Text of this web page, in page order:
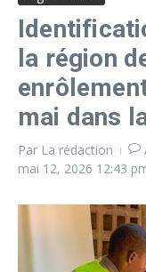
la région
mai dans
Par La rédaction
mai 12, 2026 12:43